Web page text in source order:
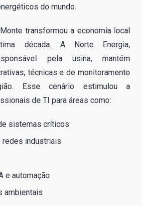
do mundo.
transformou a economia local
década. A Norte Energia,
pela usina, mantém
técnicas e de monitoramento
Esse cenário estimulou a
de TI para áreas como:
sistemas críticos
redes industriais
e automação
ambientais